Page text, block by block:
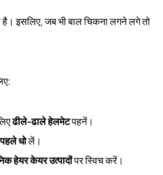
है। इसलिए, जब भी बाल चिकना लगने लगे तो
ढीले-ढाले हेलमेटपहनें।
धोलें।
हेयर केयर उत्पादोंपर स्विच करें।